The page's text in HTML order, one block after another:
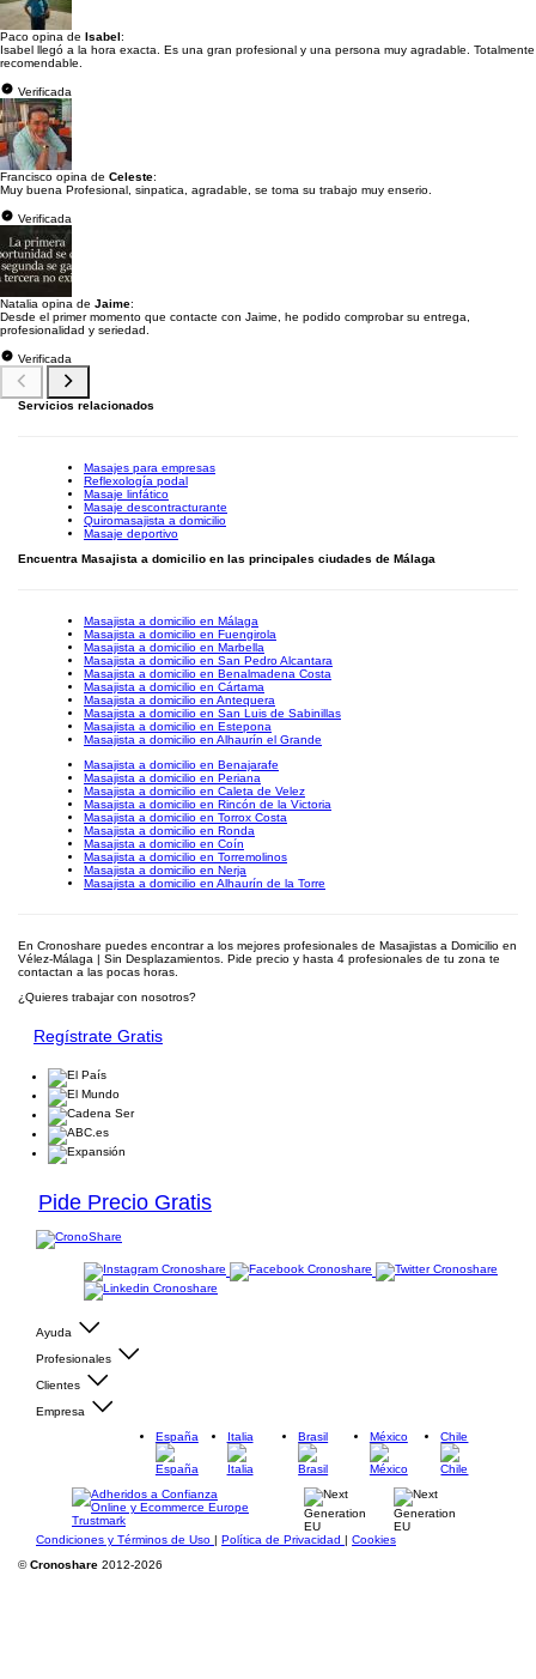
Paco opina de Isabel:
Isabel llegó a la hora exacta. Es una gran profesional y una persona muy agradable. Totalmente
recomendable.
Verificada
Francisco opina de Celeste:
Muy buena Profesional, sinpatica, agradable, se toma su trabajo muy enserio.
Verificada
Natalia opina de Jaime:
Desde el primer momento que contacte con Jaime, he podido comprobar su entrega,
profesionalidad y seriedad.
Verificada
Servicios relacionados
Masajes para empresas
Reflexología podal
Masaje linfático
Masaje descontracturante
Quiromasajista a domicilio
Masaje deportivo
Encuentra Masajista a domicilio en las principales ciudades de Málaga
Masajista a domicilio en Málaga
Masajista a domicilio en Fuengirola
Masajista a domicilio en Marbella
Masajista a domicilio en San Pedro Alcantara
Masajista a domicilio en Benalmadena Costa
Masajista a domicilio en Cártama
Masajista a domicilio en Antequera
Masajista a domicilio en San Luis de Sabinillas
Masajista a domicilio en Estepona
Masajista a domicilio en Alhaurín el Grande
Masajista a domicilio en Benajarafe
Masajista a domicilio en Periana
Masajista a domicilio en Caleta de Velez
Masajista a domicilio en Rincón de la Victoria
Masajista a domicilio en Torrox Costa
Masajista a domicilio en Ronda
Masajista a domicilio en Coín
Masajista a domicilio en Torremolinos
Masajista a domicilio en Nerja
Masajista a domicilio en Alhaurín de la Torre
En Cronoshare puedes encontrar a los mejores profesionales de Masajistas a Domicilio en
Vélez-Málaga | Sin Desplazamientos. Pide precio y hasta 4 profesionales de tu zona te
contactan a las pocas horas.
¿Quieres trabajar con nosotros?
Regístrate Gratis
Pide Precio Gratis
Ayuda
Profesionales
Clientes
Empresa
España
Italia Brasil México Chile
Condiciones y Términos de Uso | Política de Privacidad | Cookies
©Cronoshare 2012-2026